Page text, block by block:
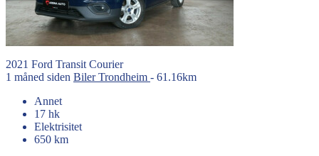
2021 Ford Transit Courier
1 måned siden BilerTrondheim - 61.16km
Annet
17 hk
Elektrisitet
650 km